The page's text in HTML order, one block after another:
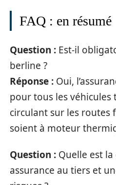
FAQ : en résumé
Question : Est-il
berline ?
Réponse : Oui,
pour tous les
circulant sur les routes
soient à moteur
Question : Quelle est
assurance au tiers et